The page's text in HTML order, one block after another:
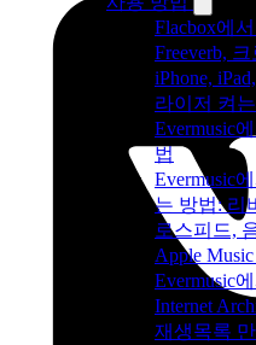
Flacbox에
Freeverb,
iPhone,
라이저 켜
Evermusic
법
Evermusic
는 방법: 리
로스피드,
Apple
Evermusic
Internet
재생목록